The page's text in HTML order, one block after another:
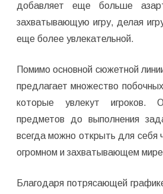
добавляет еще больше
захватывающую игру, делая
еще более увлекательной.
Помимо основной сюжетной
предлагает множество
которые увлекут игроков.
предметов до выполнения
всегда можно открыть для себя
огромном и захватывающем
Благодаря потрясающей